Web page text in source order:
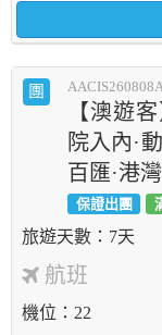
團
【澳遊
院入內·
百匯·港
保證出團
7天
航班
機位 22